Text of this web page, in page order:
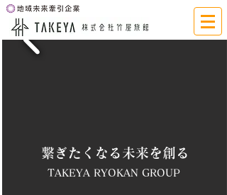
繋ぎたくなる未来を創る
​TAKEYA RYOKAN GROUP